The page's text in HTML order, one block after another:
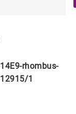
14E9-rhombus-
12915/1